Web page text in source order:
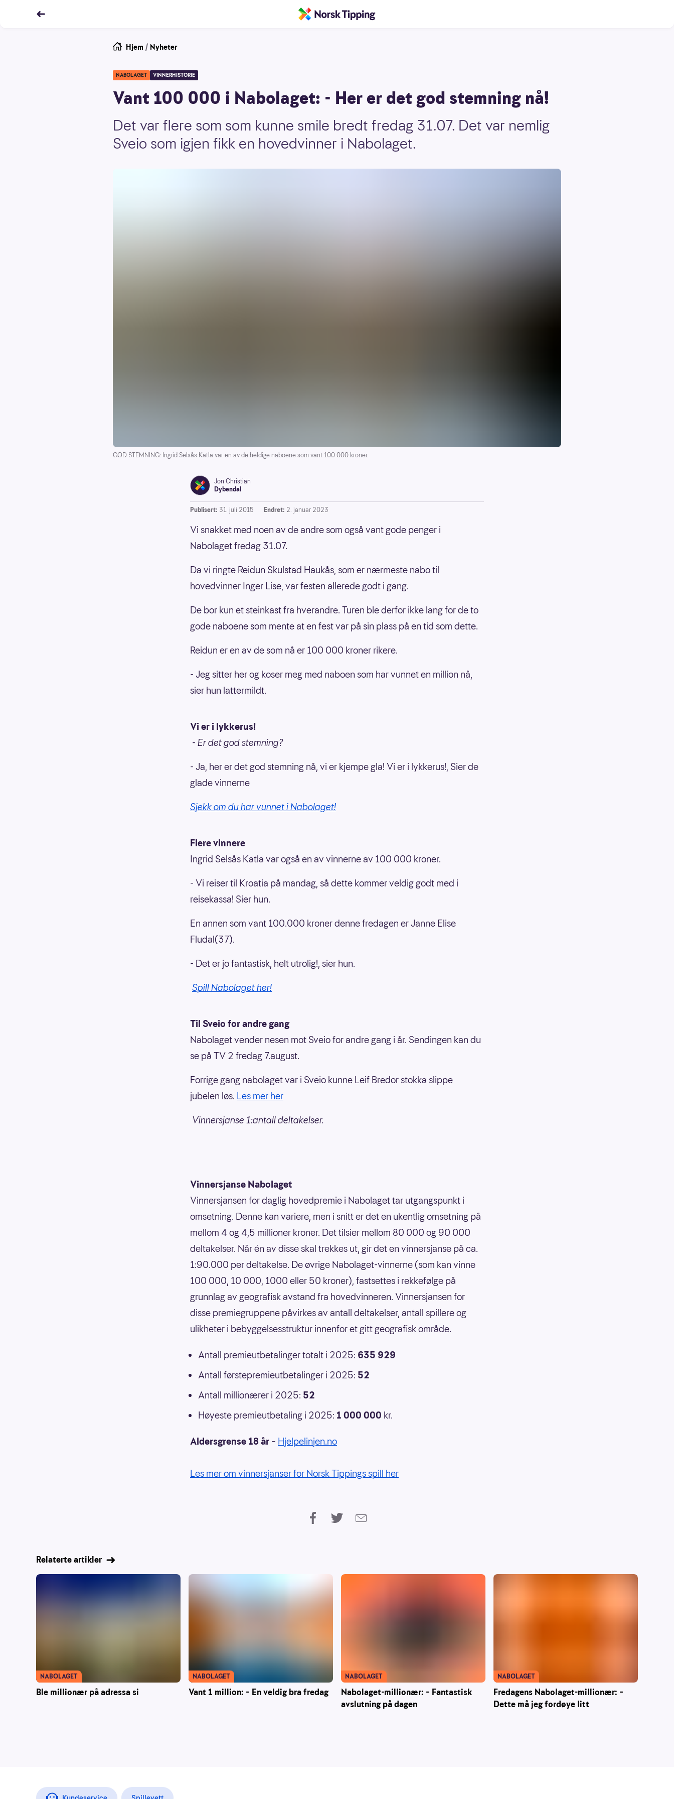
Hjem / Nyheter
NABOLAGET VINNERHISTORIE
Vant 100 000 i Nabolaget: - Her er det god stemning nå!
Det var flere som som kunne smile bredt fredag 31.07. Det var nemlig
Sveio som igjen fikk en hovedvinner i Nabolaget.
GOD STEMNING: Ingrid Selsås Katla var en av de heldige naboene som vant 100 000 kroner.
Jon Christian
Dybendal
Publisert: 31. juli 2015 Endret: 2. januar 2023
Vi snakket med noen av de andre som også vant gode penger i
Nabolaget fredag 31.07.
Da vi ringte Reidun Skulstad Haukås, som er nærmeste nabo til
hovedvinner Inger Lise, var festen allerede godt i gang.
De bor kun et steinkast fra hverandre. Turen ble derfor ikke lang for de to
gode naboene som mente at en fest var på sin plass på en tid som dette.
Reidun er en av de som nå er 100 000 kroner rikere.
- Jeg sitter her og koser meg med naboen som har vunnet en million nå,
sier hun lattermildt.
Vi er i lykkerus!
- Er det god stemning?
- Ja, her er det god stemning nå, vi er kjempe gla! Vi er i lykkerus!, Sier de
glade vinnerne
Sjekk om du har vunnet i Nabolaget!
Flere vinnere
Ingrid Selsås Katla var også en av vinnerne av 100 000 kroner.
- Vi reiser til Kroatia på mandag, så dette kommer veldig godt med i
reisekassa! Sier hun.
En annen som vant 100.000 kroner denne fredagen er Janne Elise
Fludal(37).
- Det er jo fantastisk, helt utrolig!, sier hun.
Spill Nabolaget her!
Til Sveio for andre gang
Nabolaget vender nesen mot Sveio for andre gang i år. Sendingen kan du
se på TV 2 fredag 7.august.
Forrige gang nabolaget var i Sveio kunne Leif Bredor stokka slippe
jubelen løs. Les mer her
Vinnersjanse 1:antall deltakelser.
Vinnersjanse Nabolaget
Vinnersjansen for daglig hovedpremie i Nabolaget tar utgangspunkt i
omsetning. Denne kan variere, men i snitt er det en ukentlig omsetning på
mellom 4 og 4,5 millioner kroner. Det tilsier mellom 80 000 og 90 000
deltakelser. Når én av disse skal trekkes ut, gir det en vinnersjanse på ca.
1:90.000 per deltakelse. De øvrige Nabolaget-vinnerne (som kan vinne
100 000, 10 000, 1000 eller 50 kroner), fastsettes i rekkefølge på
grunnlag av geografisk avstand fra hovedvinneren. Vinnersjansen for
disse premiegruppene påvirkes av antall deltakelser, antall spillere og
ulikheter i bebyggelsesstruktur innenfor et gitt geografisk område.
Antall premieutbetalinger totalt i 2025: 635 929
Antall førstepremieutbetalinger i 2025: 52
Antall millionærer i 2025: 52
Høyeste premieutbetaling i 2025: 1 000 000 kr.
Aldersgrense 18 år – Hjelpelinjen.no
Les mer om vinnersjanser for Norsk Tippings spill her
Relaterte artikler
Ble millionær på adressa si
NABOLAGET
Vant 1 million: – En veldig bra fredag
NABOLAGET
Nabolaget-millionær: – Fantastisk
avslutning på dagen
NABOLAGET
Fredagens Nabolaget-millionær: –
Dette må jeg fordøye litt
NABOLAGET